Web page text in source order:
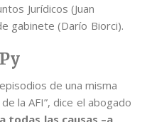
Jurídicos (Juan
gabinete (Darío Biorci).
de una misma
la AFI”, dice el abogado